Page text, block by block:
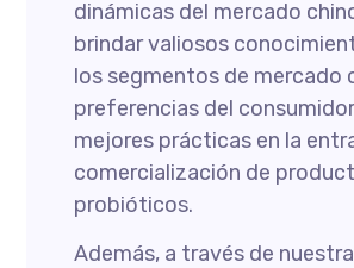
dinámicas del mercado
brindar valiosos
los segmentos de mercado
preferencias del
mejores prácticas en la
comercialización de
probióticos.
Además, a través de